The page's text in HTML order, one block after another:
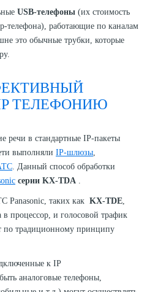
USB-телефоны (их стоимость
телефона), работающие по каналам
это обычные трубки, которые
ТЕЛЕФОНИЮ
речи в стандартные IP-пакеты
выполняли IP-шлюзы
. Данный способ обработки
серии KX-TDA
Panasonic, таких как KX-TDE
в процессор, и голосовой трафик
по традиционному принципу
к IP
аналоговые телефоны,